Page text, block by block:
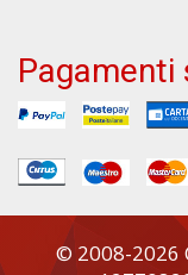
Pagamenti
© 2008-2026